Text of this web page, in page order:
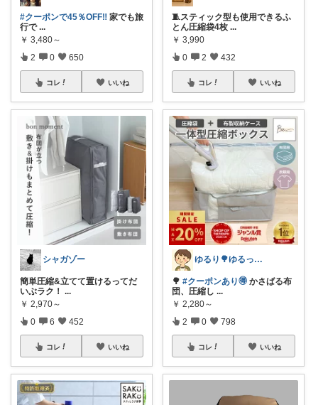
#クーポンで45％OFF‼️ 家でも旅
行で ...
￥ 3,480～
2 0 650
コレ いいね
シャガゾー
簡単圧縮&立てて置けるってだ
いぶラク！ ...
￥ 2,970～
0 6 452
コレ いいね
🧵スティック型も使用できるふ
とん圧縮袋4枚 ...
￥ 3,990
0 2 432
コレ いいね
ゆるり🌳ゆるっと暮らし整える🧺🫕
🌳 #クーポンあり🉐 かさばる布
団、圧縮し ...
￥ 2,280～
2 0 798
コレ いいね